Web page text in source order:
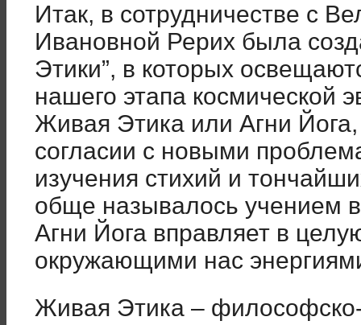
Итак, в сотрудничестве с
Ивановной Рерих была
Этики”, в которых
нашего этапа космической
Живая Этика или Агни
согласии с новыми
изучения стихий и
обще называлось учением
Агни Йога вправляет в
окружающими нас
Живая Этика – философско-